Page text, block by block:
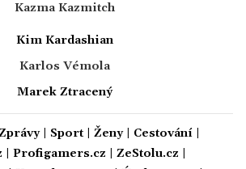
Kazma Kazmitch
Kim Kardashian
Karlos Vémola
Marek Ztracený
| Sport| Ženy| Cestování|
Profigamers.cz ZeStolu.cz